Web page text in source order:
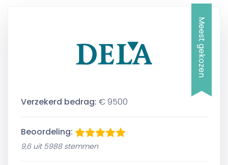
Meest gekozen
Verzekerd bedrag: € 9500
Beoordeling:
9,6 uit 5988 stemmen